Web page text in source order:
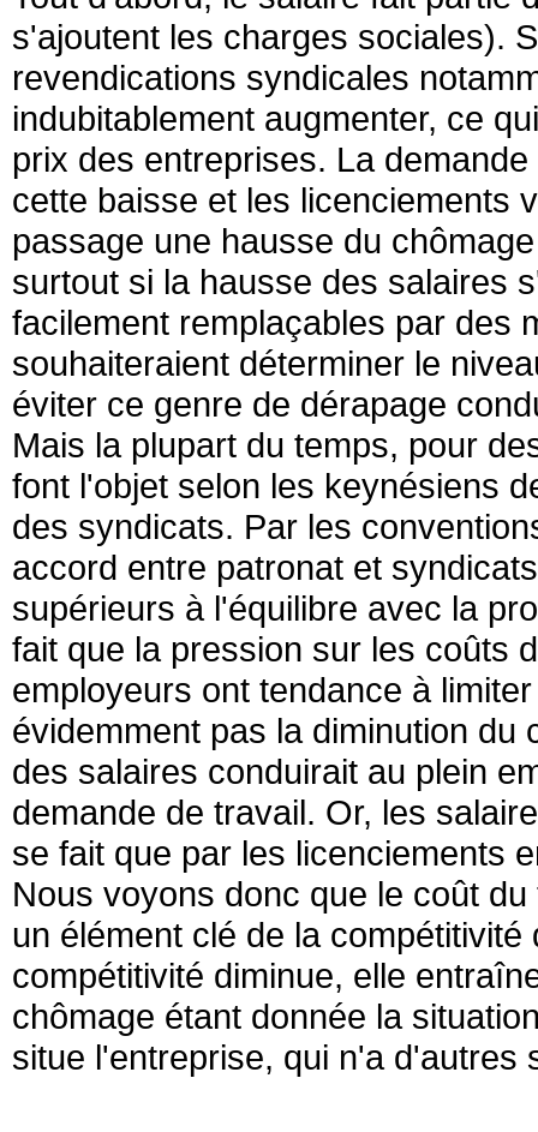
s'ajoutent les charges sociales).
revendications syndicales
indubitablement augmenter, ce
prix des entreprises. La
cette baisse et les licenciements
passage une hausse du
surtout si la hausse des salaires
facilement remplaçables par des
souhaiteraient déterminer le
éviter ce genre de dérapage
Mais la plupart du temps, pour
font l'objet selon les keynésiens
des syndicats. Par les
accord entre patronat et
supérieurs à l'équilibre avec la
fait que la pression sur les coûts
employeurs ont tendance à
évidemment pas la diminution du
des salaires conduirait au plein
demande de travail. Or, les
se fait que par les licenciements
Nous voyons donc que le coût
un élément clé de la
compétitivité diminue, elle
chômage étant donnée la
situe l'entreprise, qui n'a d'autres